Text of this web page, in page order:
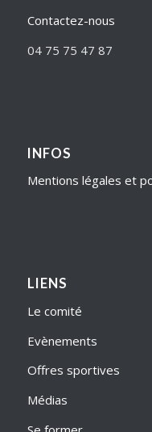
Contactez-nous
04 75 75 47 87
INFOS
Mentions légales et
LIENS
Le comité
Evènements
Offres sportives
Médias